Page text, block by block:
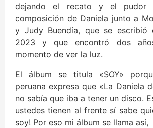
dejando el recato y el pudor
composición de Daniela junto a
y Judy Buendía, que se escribió
2023 y que encontró dos
momento de ver la luz.
El álbum se titula «SOY»
peruana expresa que «La Daniela
no sabía que iba a tener un disco.
ustedes tienen al frente sí sabe
soy! Por eso mi álbum se llama así,